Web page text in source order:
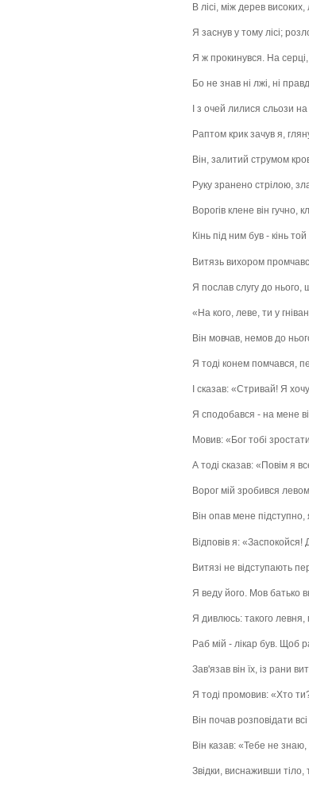
В лісі, між дерев високих,
Я заснув у тому лісі;
Я ж прокинувся. На серці,
Бо не знав ні лжі, ні
І з очей лилися сльози
Раптом крик зачув я,
Він, залитий струмом
Руку зранено стрілою,
Ворогів клене він гучно,
Кінь під ним був - кінь
Витязь вихором
Я послав слугу до нього,
«На кого, леве, ти у
Він мовчав, немов до
Я тоді конем помчався,
І сказав: «Стривай! Я
Я сподобався - на мене
Мовив: «Бог тобі
А тоді сказав: «Повім я
Ворог мій зробився
Він опав мене
Відповів я:
Витязі не відступають
Я веду його. Мов батько
Я дивлюсь: такого
Раб мій - лікар був. Щоб
Зав'язав він їх, із рани
Я тоді промовив: «Хто
Він почав розповідати
Він казав: «Тебе не
Звідки, виснаживши тіло,